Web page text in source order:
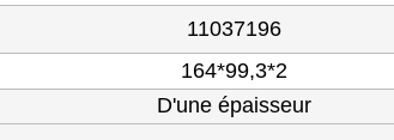
11037196
164*99,3*2
D'une épaisseur